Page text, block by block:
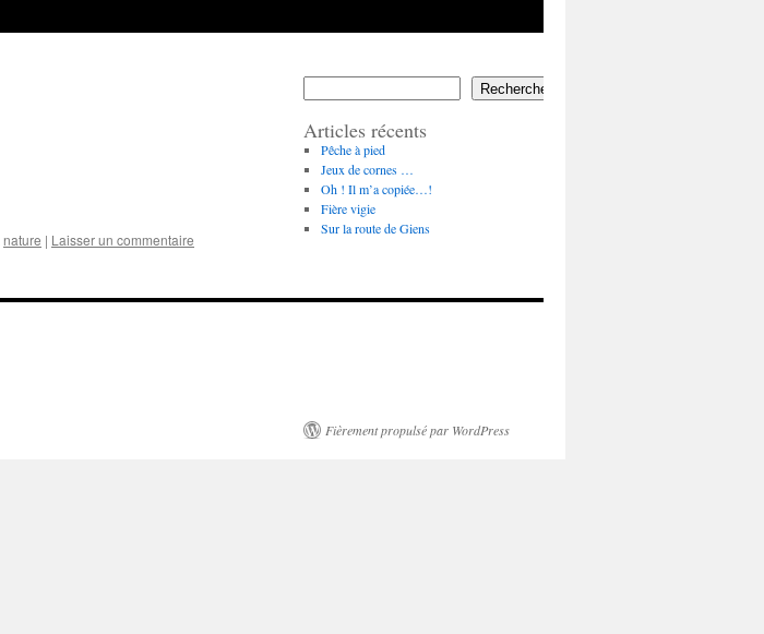
nature | Laisser un commentaire
Rechercher
Articles récents
Pêche à pied
Jeux de cornes …
Oh ! Il m’a copiée…!
Fière vigie
Sur la route de Giens
Fièrement propulsé par WordPress